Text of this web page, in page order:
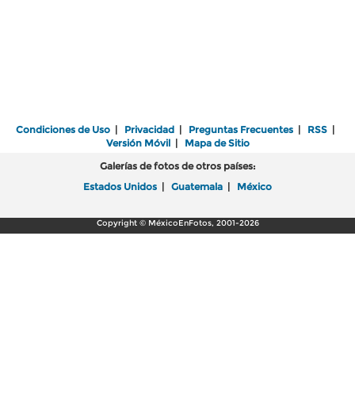
Condiciones de Uso | Privacidad | Preguntas Frecuentes | RSS |
Versión Móvil| Mapa de Sitio
Galerías de fotos de otros países:
Estados Unidos | Guatemala | México
Copyright © MéxicoEnFotos, 2001-2026